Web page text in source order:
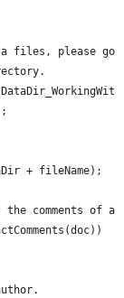
files, please go
+ fileName);
comments of